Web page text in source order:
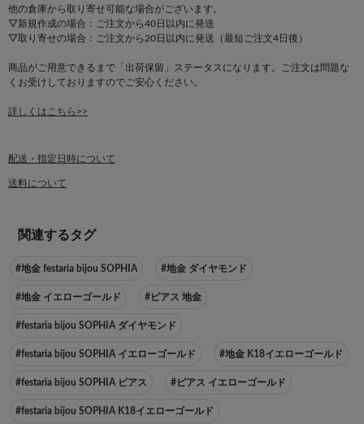
他の倉庫から取り寄せ可能な場合がございます。
▽新規作成の場合：ご注文から40日以内に発送
▽取り寄せの場合：ご注文から20日以内に発送（最短ご注文4日後）
商品がご用意できるまで「出荷保留」ステータスになります。ご注文は問題な
くお受けしておりますのでご安心ください。
詳しくはこちら>>
配送・指定日時について
送料について
関連するタグ
#地金 festaria bijou SOPHIA #地金 ダイヤモンド
#地金 イエローゴールド #ピアス 地金
#festaria bijou SOPHIA ダイヤモンド
#festaria bijou SOPHIA イエローゴールド #地金 K18イエローゴールド
#festaria bijou SOPHIA ピアス #ピアス イエローゴールド
#festaria bijou SOPHIA K18イエローゴールド